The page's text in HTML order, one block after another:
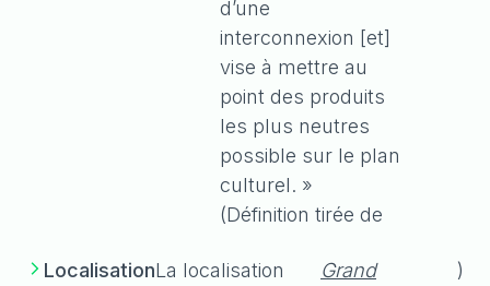
d’une
interconnexion [et]
vise à mettre au
point des produits
les plus neutres
possible sur le plan
culturel. »
(Définition tirée de
LocalisationLa localisation
Grand
)